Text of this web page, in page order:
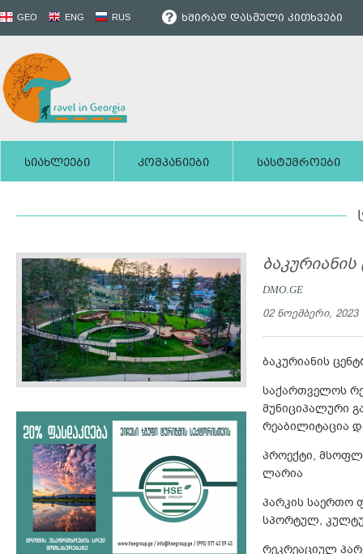
GEO ENG RUS ხშირად დასმული კითხვები
სიახლეები კომპანიები სასტუმროები
DMO.GE
02 ნოემბერი, 2023
ბაკურიანის
საქართველოს
მუნიციპალური
რეაბილიტაცია
პროექტი,
ლარია
პარკის საერთო
სპორტულ,
რეკრეაციულ